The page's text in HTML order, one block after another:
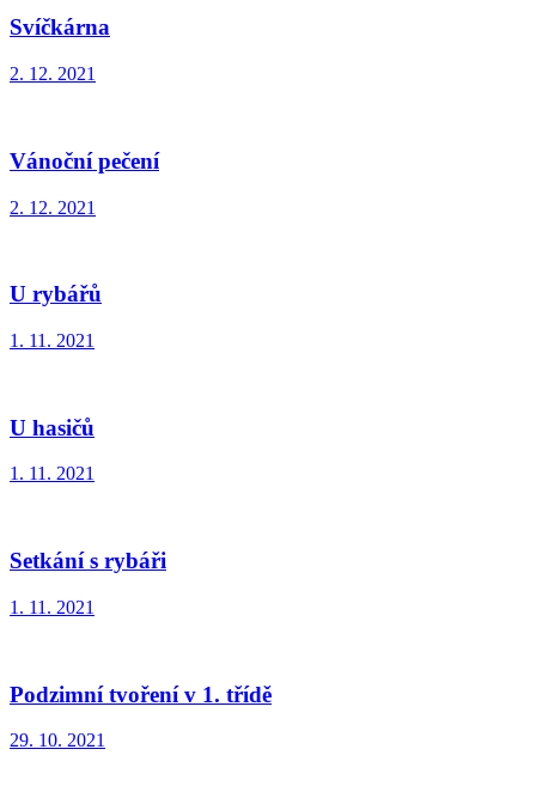
Svíčkárna
2. 12. 2021
Vánoční pečení
2. 12. 2021
U rybářů
1. 11. 2021
U hasičů
1. 11. 2021
Setkání s rybáři
1. 11. 2021
Podzimní tvoření v 1. třídě
29. 10. 2021